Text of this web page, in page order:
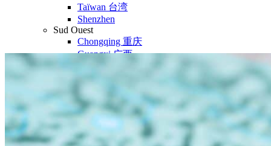
Taïwan 台湾
Shenzhen
Sud Ouest
Chongqing 重庆
Guangxi 广西
Guizhou 贵州
Hubei
Tibet 西藏
Yunnan 云南
Circuits
Organisation